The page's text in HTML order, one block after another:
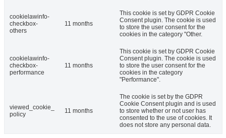
cookielawinfo-
checkbox-
others
11 months
This cookie is set by GDPR Cookie
Consent plugin. The cookie is used
to store the user consent for the
cookies in the category "Other.
cookielawinfo-
checkbox-
performance
11 months
This cookie is set by GDPR Cookie
Consent plugin. The cookie is used
to store the user consent for the
cookies in the category
"Performance".
viewed_cookie_
policy
11 months
The cookie is set by the GDPR
Cookie Consent plugin and is used
to store whether or not user has
consented to the use of cookies. It
does not store any personal data.